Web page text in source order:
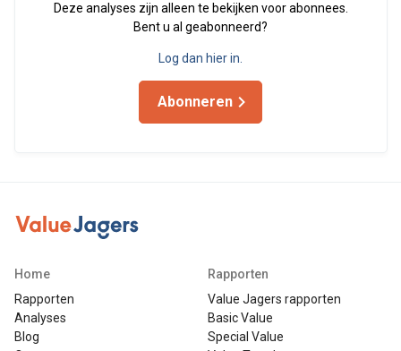
Deze analyses zijn alleen te bekijken voor abonnees.
Bent u al geabonneerd?
Log dan hier in.
Abonneren
Home
Rapporten
Analyses
Blog
Rapporten
Value Jagers rapporten
Basic Value
Special Value